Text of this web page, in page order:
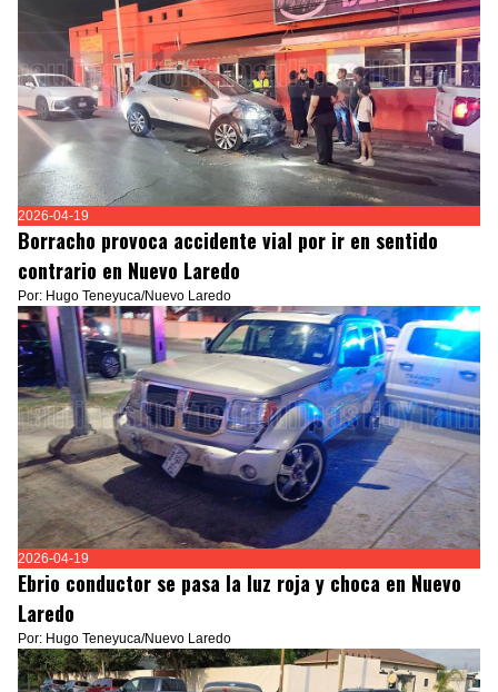
2026-04-19
Borracho provoca accidente vial por ir en sentido
contrario en Nuevo Laredo
Por: Hugo Teneyuca/Nuevo Laredo
2026-04-19
Ebrio conductor se pasa la luz roja y choca en Nuevo
Laredo
Por: Hugo Teneyuca/Nuevo Laredo